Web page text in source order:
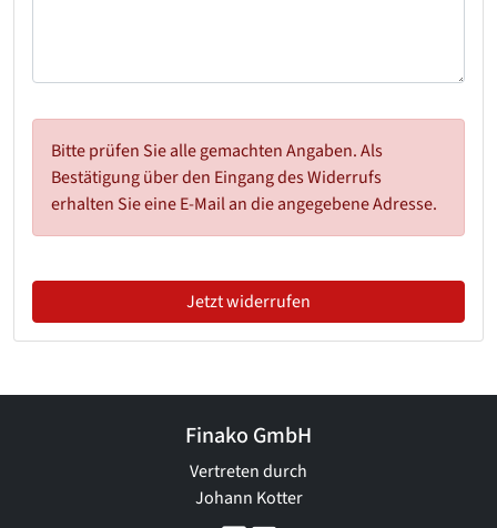
Bitte prüfen Sie alle gemachten Angaben. Als
Bestätigung über den Eingang des Widerrufs
erhalten Sie eine E-Mail an die angegebene Adresse.
Jetzt widerrufen
Finako GmbH
Vertreten durch
Johann Kotter